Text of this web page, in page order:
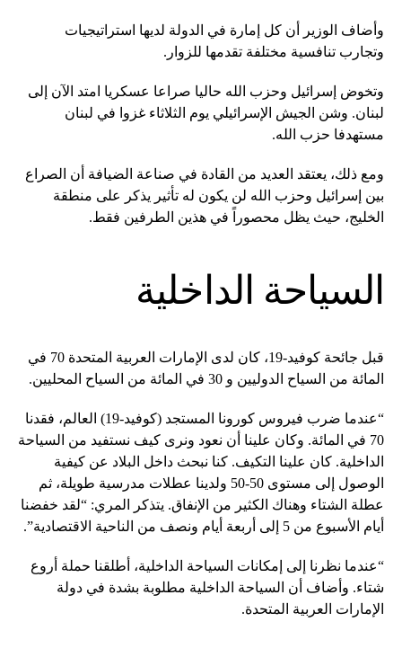
وأضاف الوزير أن كل إمارة في الدولة لديها استراتيجيات
وتجارب تنافسية مختلفة تقدمها للزوار.
وتخوض إسرائيل وحزب الله حاليا صراعا عسكريا امتد الآن إلى
لبنان. وشن الجيش الإسرائيلي يوم الثلاثاء غزوا في لبنان
مستهدفا حزب الله.
ومع ذلك، يعتقد العديد من القادة في صناعة الضيافة أن الصراع
بين إسرائيل وحزب الله لن يكون له تأثير يذكر على منطقة
الخليج، حيث يظل محصوراً في هذين الطرفين فقط.
السياحة الداخلية
قبل جائحة كوفيد-19، كان لدى الإمارات العربية المتحدة 70 في
المائة من السياح الدوليين و 30 في المائة من السياح المحليين.
“عندما ضرب فيروس كورونا المستجد (كوفيد-19) العالم، فقدنا
70 في المائة. وكان علينا أن نعود ونرى كيف نستفيد من السياحة
الداخلية. كان علينا التكيف. كنا نبحث داخل البلاد عن كيفية
الوصول إلى مستوى 50-50 ولدينا عطلات مدرسية طويلة، ثم
عطلة الشتاء وهناك الكثير من الإنفاق. يتذكر المري: “لقد خفضنا
أيام الأسبوع من 5 إلى أربعة أيام ونصف من الناحية الاقتصادية”.
“عندما نظرنا إلى إمكانات السياحة الداخلية، أطلقنا حملة أروع
شتاء. وأضاف أن السياحة الداخلية مطلوبة بشدة في دولة
الإمارات العربية المتحدة.